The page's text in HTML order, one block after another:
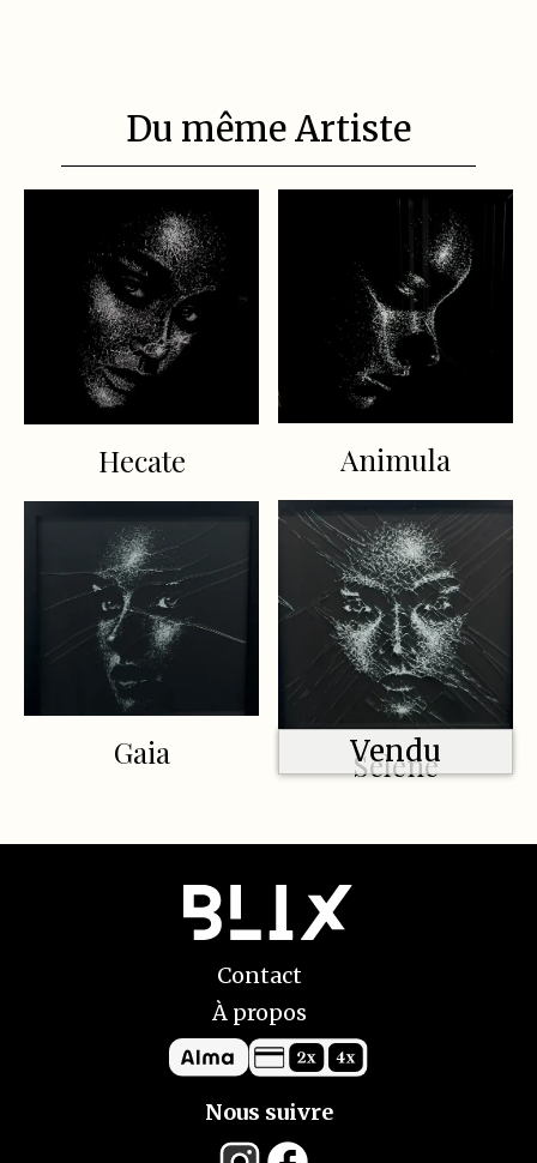
Du même Artiste
Hecate Animula
Vendu
Selene
Gaia
Contact
À propos
Nous suivre